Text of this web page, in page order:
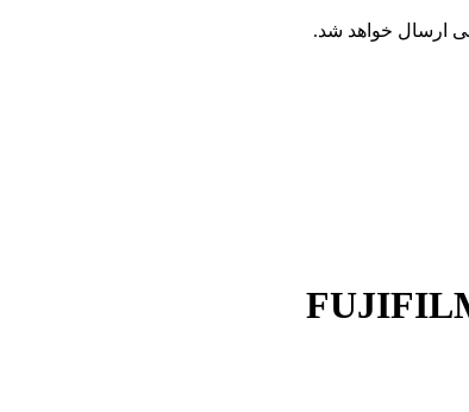
ارسال خواهد شد.